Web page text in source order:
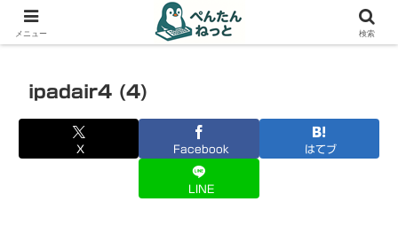
PCやガジェットの備忘録
ipadair4 (4)
X Facebook はてブ
LINE
メニュー 検索